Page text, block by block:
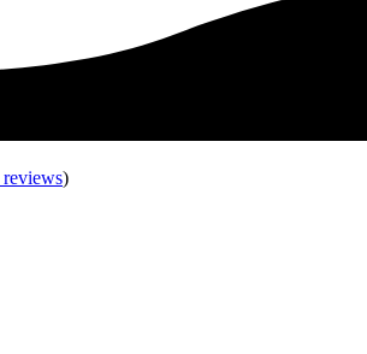
reviews)